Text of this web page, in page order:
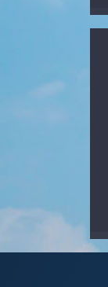
Televizyon